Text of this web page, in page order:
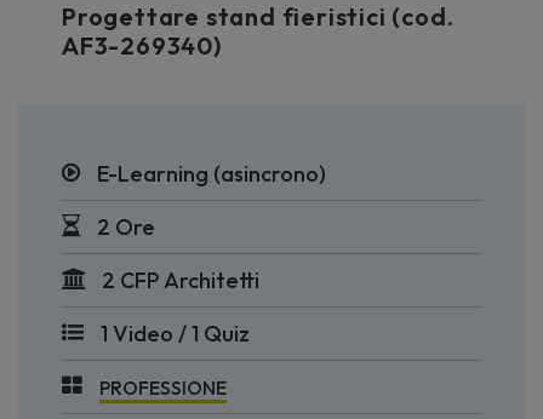
Progettare stand fieristici (cod.
AF3-269340)
E-Learning (asincrono)
2 Ore
2 CFP Architetti
1 Video / 1 Quiz
PROFESSIONE